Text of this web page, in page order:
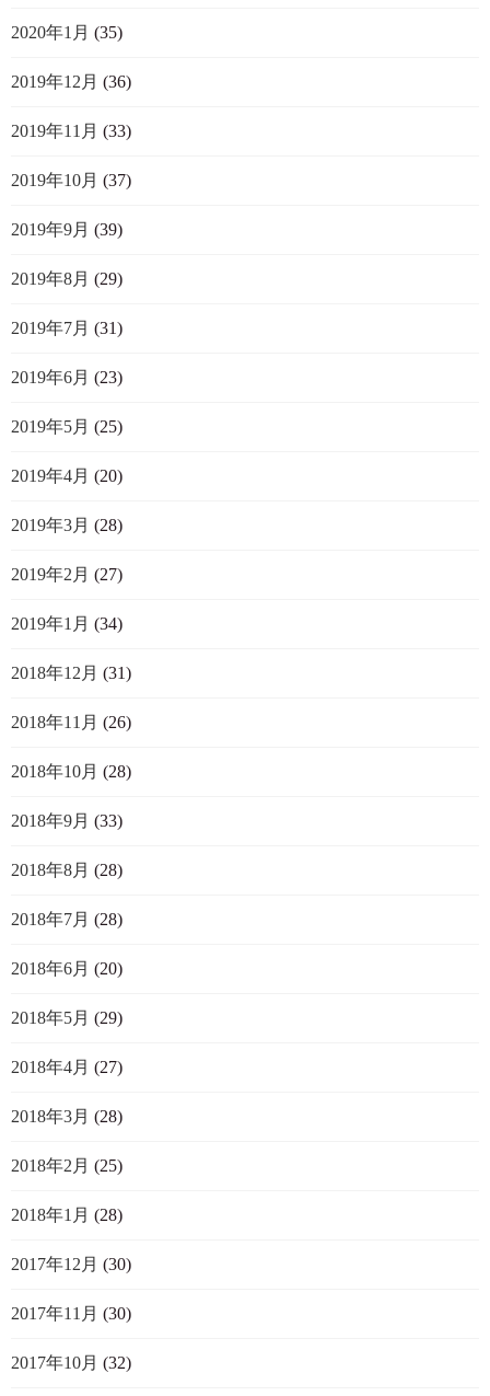
2020年1月 (35)
2019年12月 (36)
2019年11月 (33)
2019年10月 (37)
2019年9月 (39)
2019年8月 (29)
2019年7月 (31)
2019年6月 (23)
2019年5月 (25)
2019年4月 (20)
2019年3月 (28)
2019年2月 (27)
2019年1月 (34)
2018年12月 (31)
2018年11月 (26)
2018年10月 (28)
2018年9月 (33)
2018年8月 (28)
2018年7月 (28)
2018年6月 (20)
2018年5月 (29)
2018年4月 (27)
2018年3月 (28)
2018年2月 (25)
2018年1月 (28)
2017年12月 (30)
2017年11月 (30)
2017年10月 (32)